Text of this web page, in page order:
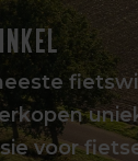
voor